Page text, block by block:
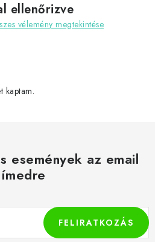
ellenőrizve
vélemény megtekintése
kaptam.
események az email
FELIRATKOZÁS